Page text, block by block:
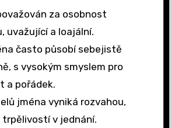
za osobnost
uvažující a loajální.
často působí sebejistě
s vysokým smyslem pro
a pořádek.
jména vyniká rozvahou,
v jednání.